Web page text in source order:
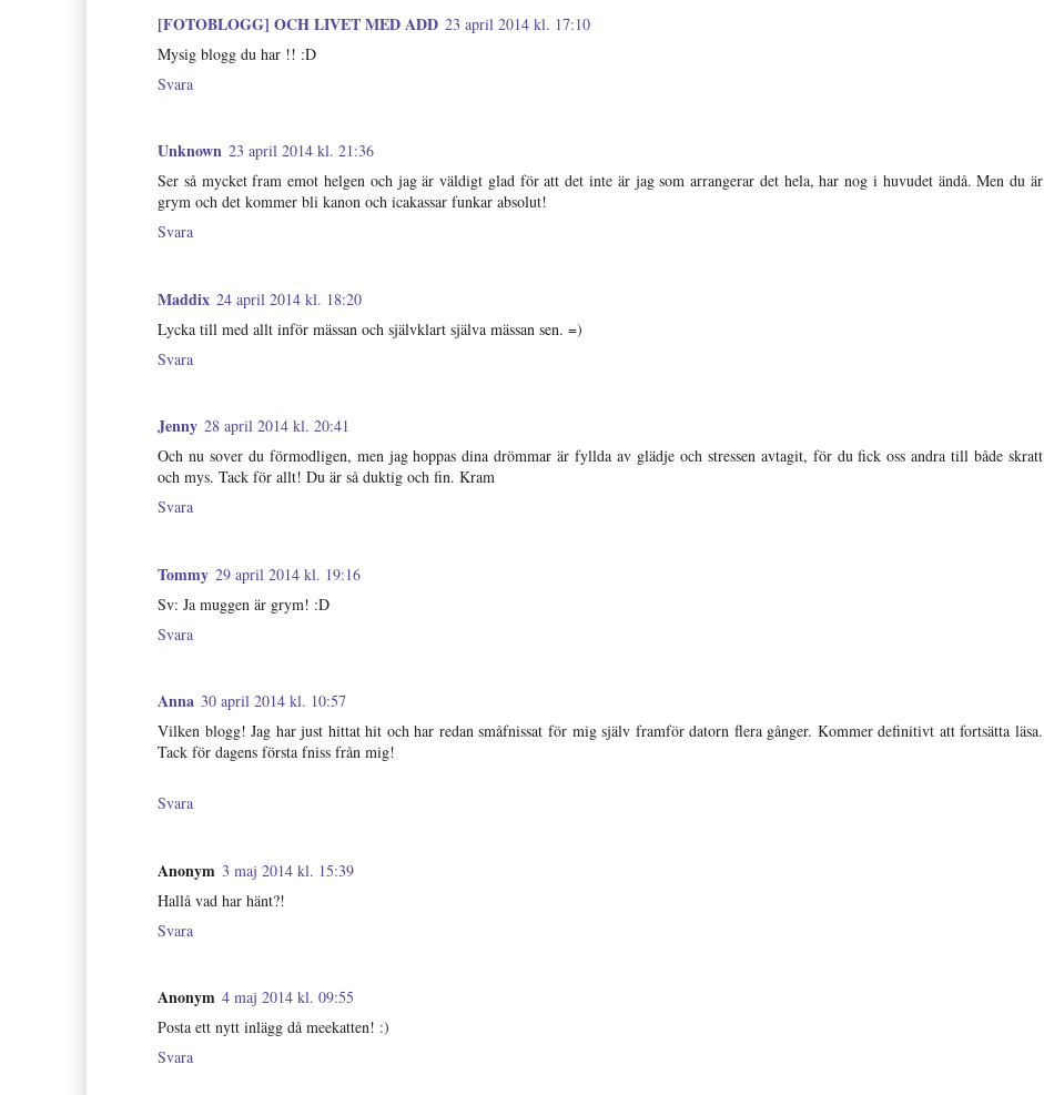
[FOTOBLOGG] OCH LIVET MED ADD 23 april 2014 kl. 17:10
Mysig blogg du har !! :D
Svara
Unknown 23 april 2014 kl. 21:36
Ser så mycket fram emot helgen och jag är väldigt glad för att det inte är jag som arrangerar det hela, har nog i huvudet ändå. Men du är
grym och det kommer bli kanon och icakassar funkar absolut!
Svara
Maddix 24 april 2014 kl. 18:20
Lycka till med allt inför mässan och självklart själva mässan sen. =)
Svara
Jenny 28 april 2014 kl. 20:41
Och nu sover du förmodligen, men jag hoppas dina drömmar är fyllda av glädje och stressen avtagit, för du fick oss andra till både skratt
och mys. Tack för allt! Du är så duktig och fin. Kram
Svara
Tommy 29 april 2014 kl. 19:16
Sv: Ja muggen är grym! :D
Svara
Anna 30 april 2014 kl. 10:57
Vilken blogg! Jag har just hittat hit och har redan småfnissat för mig själv framför datorn flera gånger. Kommer definitivt att fortsätta läsa.
Tack för dagens första fniss från mig!
Svara
Anonym 3 maj 2014 kl. 15:39
Hallå vad har hänt?!
Svara
Anonym 4 maj 2014 kl. 09:55
Posta ett nytt inlägg då meekatten! :)
Svara